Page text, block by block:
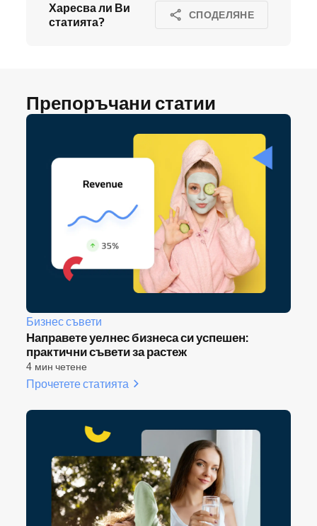
Харесва ли Ви
статията?
СПОДЕЛЯНЕ
Препоръчани статии
Бизнес съвети
Направете уелнес бизнеса си успешен:
практични съвети за растеж
4 мин четене
Прочетете статията